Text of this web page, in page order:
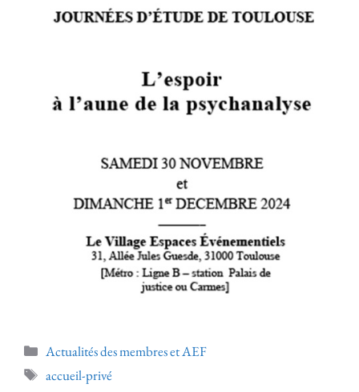
Actualités des membres et AEF
accueil-privé